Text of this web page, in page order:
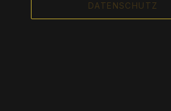
DATENSCHUTZ